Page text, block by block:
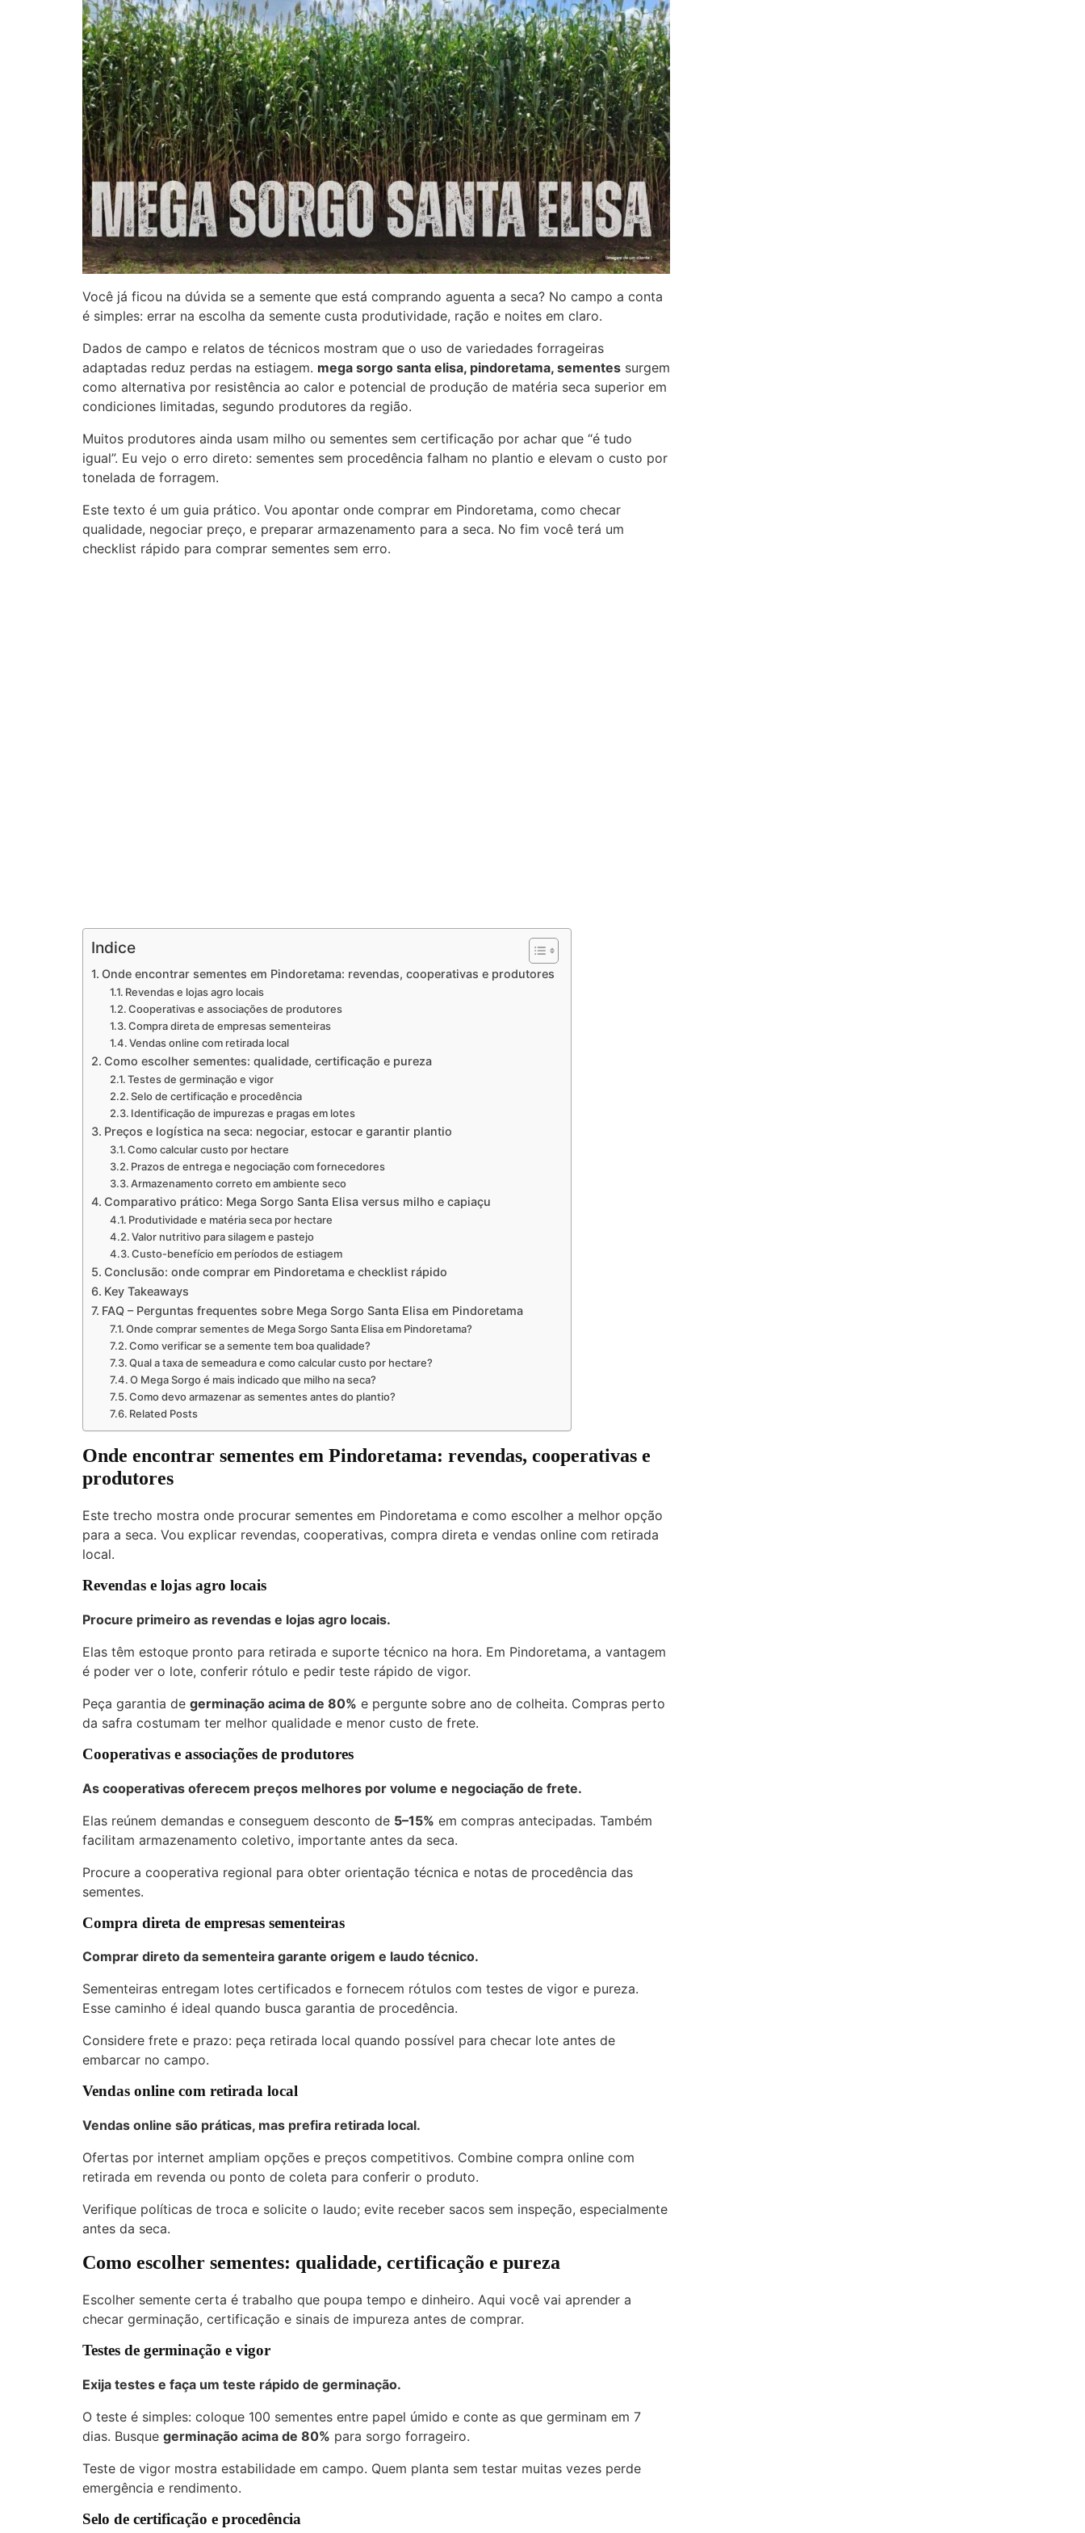
Você já ficou na dúvida se a semente que está comprando aguenta a seca? No campo a conta
é simples: errar na escolha da semente custa produtividade, ração e noites em claro.
Dados de campo e relatos de técnicos mostram que o uso de variedades forrageiras
adaptadas reduz perdas na estiagem. mega sorgo santa elisa, pindoretama, sementes surgem
como alternativa por resistência ao calor e potencial de produção de matéria seca superior em
condiciones limitadas, segundo produtores da região.
Muitos produtores ainda usam milho ou sementes sem certificação por achar que “é tudo
igual”. Eu vejo o erro direto: sementes sem procedência falham no plantio e elevam o custo por
tonelada de forragem.
Este texto é um guia prático. Vou apontar onde comprar em Pindoretama, como checar
qualidade, negociar preço, e preparar armazenamento para a seca. No fim você terá um
checklist rápido para comprar sementes sem erro.
Indice
Onde encontrar sementes em Pindoretama: revendas, cooperativas e produtores
Revendas e lojas agro locais
Cooperativas e associações de produtores
Compra direta de empresas sementeiras
Vendas online com retirada local
Como escolher sementes: qualidade, certificação e pureza
Testes de germinação e vigor
Selo de certificação e procedência
Identificação de impurezas e pragas em lotes
Preços e logística na seca: negociar, estocar e garantir plantio
Como calcular custo por hectare
Prazos de entrega e negociação com fornecedores
Armazenamento correto em ambiente seco
Comparativo prático: Mega Sorgo Santa Elisa versus milho e capiaçu
Produtividade e matéria seca por hectare
Valor nutritivo para silagem e pastejo
Custo-benefício em períodos de estiagem
Conclusão: onde comprar em Pindoretama e checklist rápido
Key Takeaways
FAQ – Perguntas frequentes sobre Mega Sorgo Santa Elisa em Pindoretama
Onde comprar sementes de Mega Sorgo Santa Elisa em Pindoretama?
Como verificar se a semente tem boa qualidade?
Qual a taxa de semeadura e como calcular custo por hectare?
O Mega Sorgo é mais indicado que milho na seca?
Como devo armazenar as sementes antes do plantio?
Related Posts
Onde encontrar sementes em Pindoretama: revendas, cooperativas e
produtores
Este trecho mostra onde procurar sementes em Pindoretama e como escolher a melhor opção
para a seca. Vou explicar revendas, cooperativas, compra direta e vendas online com retirada
local.
Revendas e lojas agro locais
Procure primeiro as revendas e lojas agro locais.
Elas têm estoque pronto para retirada e suporte técnico na hora. Em Pindoretama, a vantagem
é poder ver o lote, conferir rótulo e pedir teste rápido de vigor.
Peça garantia de germinação acima de 80% e pergunte sobre ano de colheita. Compras perto
da safra costumam ter melhor qualidade e menor custo de frete.
Cooperativas e associações de produtores
As cooperativas oferecem preços melhores por volume e negociação de frete.
Elas reúnem demandas e conseguem desconto de 5–15% em compras antecipadas. Também
facilitam armazenamento coletivo, importante antes da seca.
Procure a cooperativa regional para obter orientação técnica e notas de procedência das
sementes.
Compra direta de empresas sementeiras
Comprar direto da sementeira garante origem e laudo técnico.
Sementeiras entregam lotes certificados e fornecem rótulos com testes de vigor e pureza.
Esse caminho é ideal quando busca garantia de procedência.
Considere frete e prazo: peça retirada local quando possível para checar lote antes de
embarcar no campo.
Vendas online com retirada local
Vendas online são práticas, mas prefira retirada local.
Ofertas por internet ampliam opções e preços competitivos. Combine compra online com
retirada em revenda ou ponto de coleta para conferir o produto.
Verifique políticas de troca e solicite o laudo; evite receber sacos sem inspeção, especialmente
antes da seca.
Como escolher sementes: qualidade, certificação e pureza
Escolher semente certa é trabalho que poupa tempo e dinheiro. Aqui você vai aprender a
checar germinação, certificação e sinais de impureza antes de comprar.
Testes de germinação e vigor
Exija testes e faça um teste rápido de germinação.
O teste é simples: coloque 100 sementes entre papel úmido e conte as que germinam em 7
dias. Busque germinação acima de 80% para sorgo forrageiro.
Teste de vigor mostra estabilidade em campo. Quem planta sem testar muitas vezes perde
emergência e rendimento.
Selo de certificação e procedência